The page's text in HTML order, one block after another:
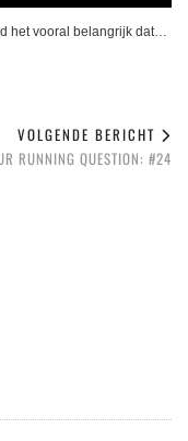
het vooral belangrijk dat…
VOLGENDE BERICHT
RUNNING QUESTION: #24